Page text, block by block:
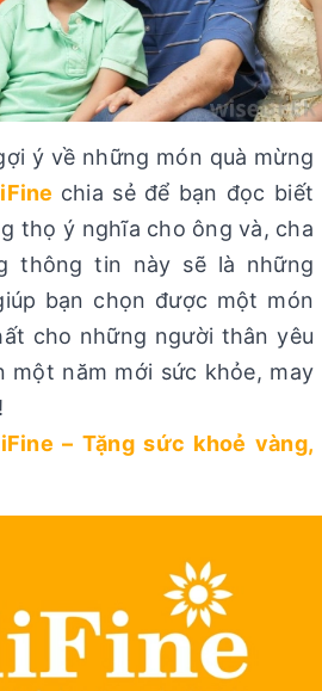
ý về những món quà mừng
chia sẻ để bạn đọc biết
thọ ý nghĩa cho ông và, cha
thông tin này sẽ là những
bạn chọn được một món
cho những người thân yêu
một năm mới sức khỏe, may
– Tặng sức khoẻ vàng,